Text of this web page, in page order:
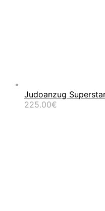
Judoanzug
225.00€